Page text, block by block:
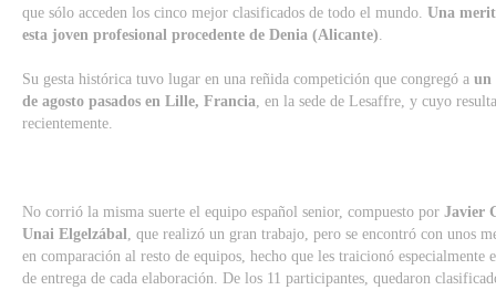
que sólo acceden los cinco mejor clasificados de todo el mundo. Una
esta joven profesional procedente de Denia (Alicante)
Su gesta histórica tuvo lugar en una reñida competición que congregó a un
de agosto pasados en Lille, Francia , en la sede de Lesaffre, y cuyo
recientemente.
No corrió la misma suerte el equipo español senior, compuesto por Javier
Unai Elgelzábal
, que realizó un gran trabajo, pero se encontró con unos
en comparación al resto de equipos, hecho que les traicionó
de entrega de cada elaboración. De los 11 participantes, quedaron